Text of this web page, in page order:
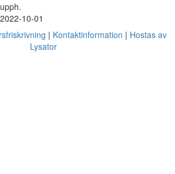
upph.
2022-10-01
Kontaktinformation
Hostas av
Lysator